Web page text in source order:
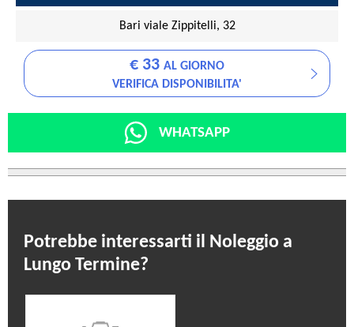
Bari viale Zippitelli, 32
€ 33 AL GIORNO
VERIFICA DISPONIBILITA'
WHATSAPP
Potrebbe interessarti il Noleggio a
Lungo Termine?